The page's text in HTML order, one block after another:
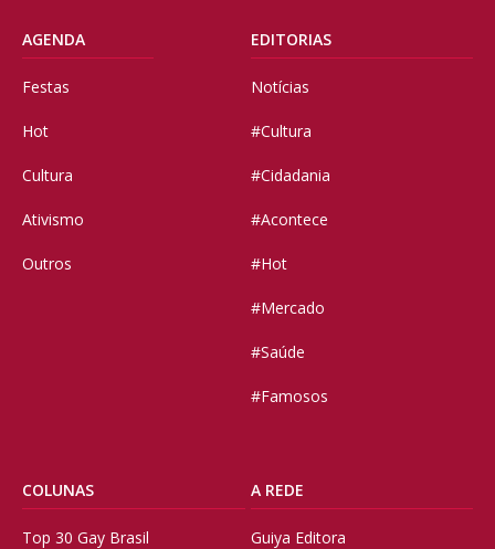
AGENDA
Festas
Hot
Cultura
Ativismo
Outros
EDITORIAS
Notícias
#Cultura
#Cidadania
#Acontece
#Hot
#Mercado
#Saúde
#Famosos
COLUNAS
Top 30 Gay Brasil
A REDE
Guiya Editora